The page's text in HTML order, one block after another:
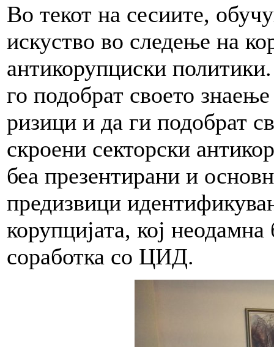
Во текот на сесиите,
искуство во следење на
антикорупциски
го подобрат своето
ризици и да ги подобрат
скроени секторски
беа презентирани и
предизвици
корупцијата, кој
соработка со ЦИД.